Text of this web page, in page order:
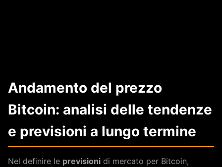
Andamento del prezzo
Bitcoin: analisi delle tendenze
e previsioni a lungo termine
Nel definire le previsioni di mercato per Bitcoin,